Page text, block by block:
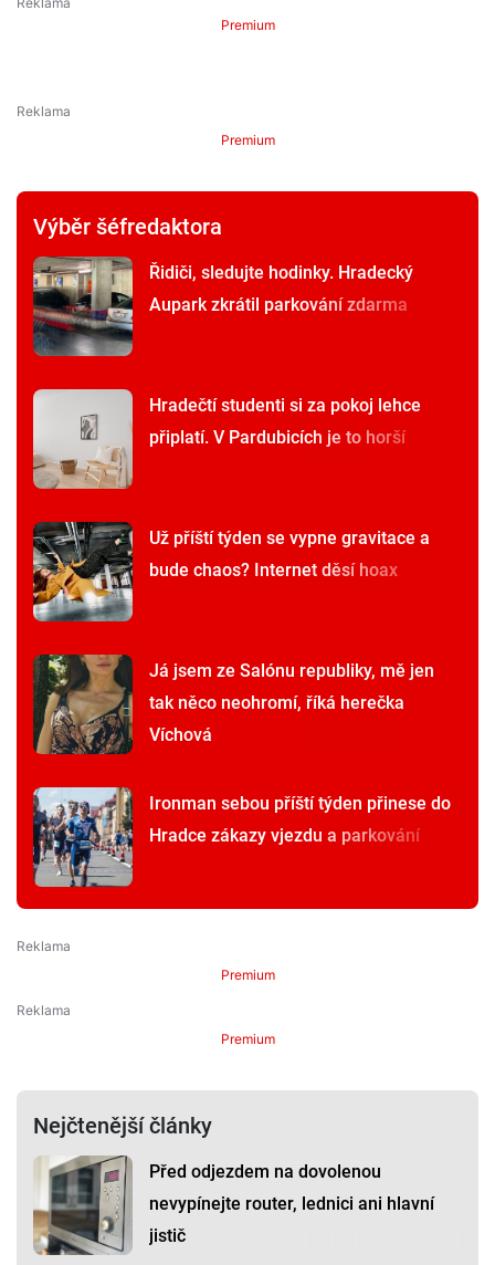
Premium
Premium
Výběr šéfredaktora
Řidiči, sledujte hodinky. Hradecký
Aupark zkrátil parkování zdarma
Hradečtí studenti si za pokoj lehce
připlatí. V Pardubicích je to horší
Už příští týden se vypne gravitace a
bude chaos? Internet děsí hoax
Já jsem ze Salónu republiky, mě jen
tak něco neohromí, říká herečka
Víchová
Ironman sebou příští týden přinese do
Hradce zákazy vjezdu a parkování
Premium
Premium
Nejčtenější články
Před odjezdem na dovolenou
nevypínejte router, lednici ani hlavní
jistič